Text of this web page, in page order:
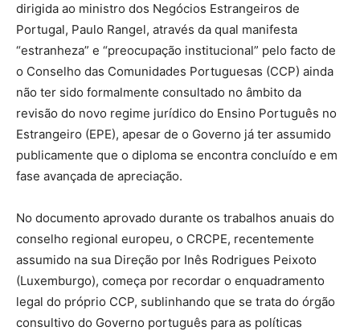
dirigida ao ministro dos Negócios Estrangeiros de
Portugal, Paulo Rangel, através da qual manifesta
“estranheza” e “preocupação institucional” pelo facto de
o Conselho das Comunidades Portuguesas (CCP) ainda
não ter sido formalmente consultado no âmbito da
revisão do novo regime jurídico do Ensino Português no
Estrangeiro (EPE), apesar de o Governo já ter assumido
publicamente que o diploma se encontra concluído e em
fase avançada de apreciação.
No documento aprovado durante os trabalhos anuais do
conselho regional europeu, o CRCPE, recentemente
assumido na sua Direção por Inês Rodrigues Peixoto
(Luxemburgo), começa por recordar o enquadramento
legal do próprio CCP, sublinhando que se trata do órgão
consultivo do Governo português para as políticas